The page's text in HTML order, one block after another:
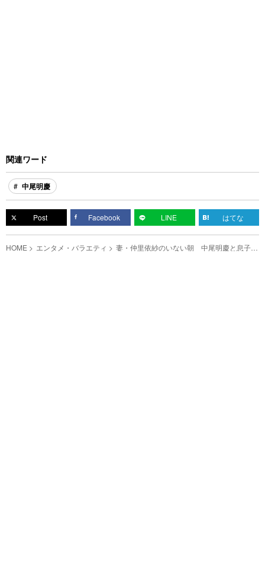
関連ワード
中尾明慶
Post Facebook LINE はてな
HOME エンタメ・バラエティ 妻・仲里依紗のいない朝 中尾明慶と息子の
やり取りが、リアルすぎた